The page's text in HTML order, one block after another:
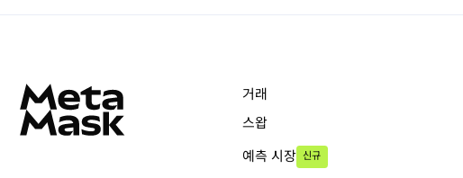
거래
스왑
예측 시장 신규